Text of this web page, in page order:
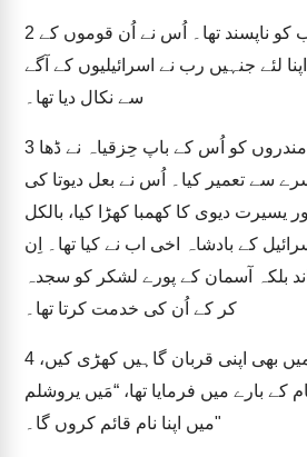
2
لئے جنہیں رب نے اسرائیلیوں کے آگے
سے نکال دیا تھا۔
3
سرے سے تعمیر کیا۔ اُس نے بعل دیوتا کی
یسیرت دیوی کا کھمبا کھڑا کیا، بالکل
کے بادشاہ اخی اب نے کیا تھا۔ اِن
بلکہ آسمان کے پورے لشکر کو سجدہ
کر کے اُن کی خدمت کرتا تھا۔
4
کے بارے میں فرمایا تھا، “مَیں یروشلم
میں اپنا نام قائم کروں گا۔"